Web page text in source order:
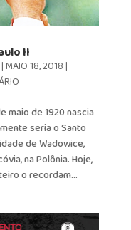
II
MAIO 18, 2018|
maio de 1920 nascia
seria o Santo
de Wadowice,
na Polônia. Hoje,
o recordam...